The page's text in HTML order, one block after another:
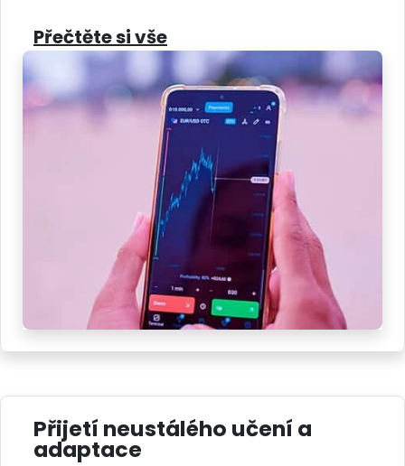
Přečtěte si vše
Přijetí neustálého učení a
adaptace